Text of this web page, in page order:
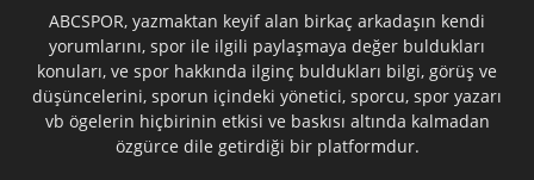
ABCSPOR, yazmaktan keyif alan birkaç arkadaşın kendi
yorumlarını, spor ile ilgili paylaşmaya değer buldukları
konuları, ve spor hakkında ilginç buldukları bilgi, görüş ve
düşüncelerini, sporun içindeki yönetici, sporcu, spor yazarı
vb ögelerin hiçbirinin etkisi ve baskısı altında kalmadan
özgürce dile getirdiği bir platformdur.